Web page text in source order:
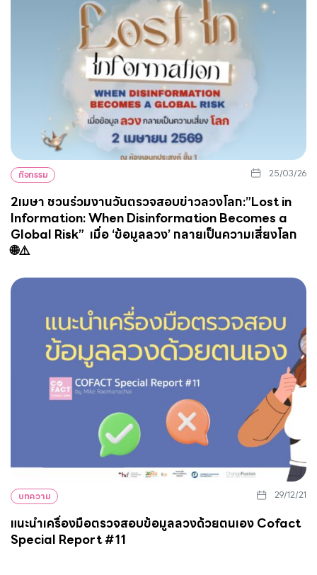
กิจกรรม 25/03/26
2เมษา ชวนร่วมงานวันตรวจสอบข่าวลวงโลก:”Lost in
Information: When Disinformation Becomes a
Global Risk” เมื่อ ‘ข้อมูลลวง’ กลายเป็นความเสี่ยงโลก
🌐⚠️
บทความ 29/12/21
แนะนำเครื่องมือตรวจสอบข้อมูลลวงด้วยตนเอง Cofact
Special Report #11